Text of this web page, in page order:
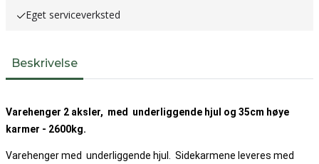
Eget serviceverksted
Beskrivelse
Varehenger 2 aksler, med underliggende hjul og 35cm høye
karmer - 2600kg.
Varehenger med underliggende hjul. Sidekarmene leveres med